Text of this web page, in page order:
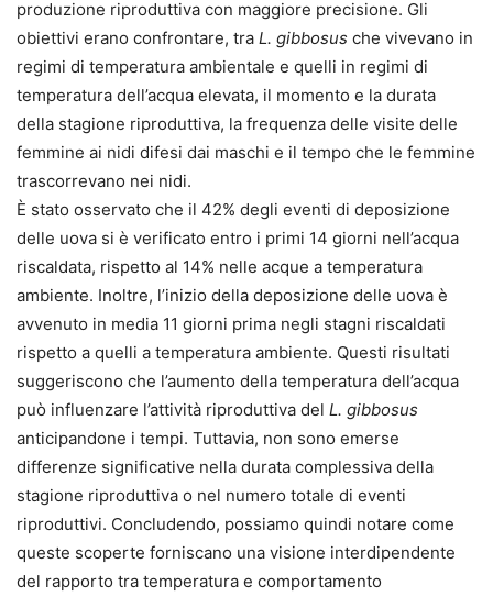
produzione riproduttiva con maggiore precisione. Gli
obiettivi erano confrontare, tra L. gibbosus che vivevano in
regimi di temperatura ambientale e quelli in regimi di
temperatura dell’acqua elevata, il momento e la durata
della stagione riproduttiva, la frequenza delle visite delle
femmine ai nidi difesi dai maschi e il tempo che le femmine
trascorrevano nei nidi.
È stato osservato che il 42% degli eventi di deposizione
delle uova si è verificato entro i primi 14 giorni nell’acqua
riscaldata, rispetto al 14% nelle acque a temperatura
ambiente. Inoltre, l’inizio della deposizione delle uova è
avvenuto in media 11 giorni prima negli stagni riscaldati
rispetto a quelli a temperatura ambiente. Questi risultati
suggeriscono che l’aumento della temperatura dell’acqua
può influenzare l’attività riproduttiva del L. gibbosus
anticipandone i tempi. Tuttavia, non sono emerse
differenze significative nella durata complessiva della
stagione riproduttiva o nel numero totale di eventi
riproduttivi. Concludendo, possiamo quindi notare come
queste scoperte forniscano una visione interdipendente
del rapporto tra temperatura e comportamento